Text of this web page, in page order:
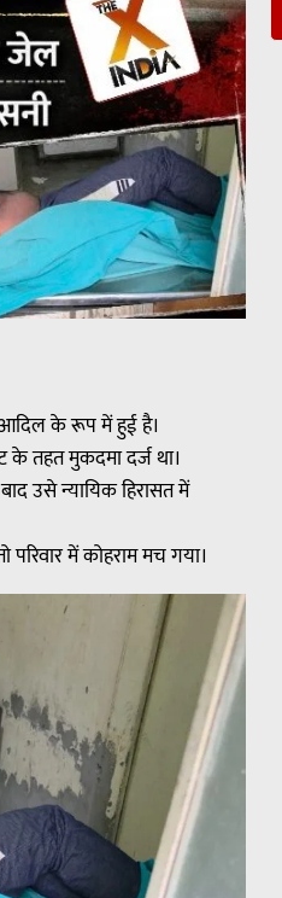
आदिल के रूप में हुई है।
तहत मुकदमा दर्ज था।
उसे न्यायिक हिरासत में
में कोहराम मच गया।